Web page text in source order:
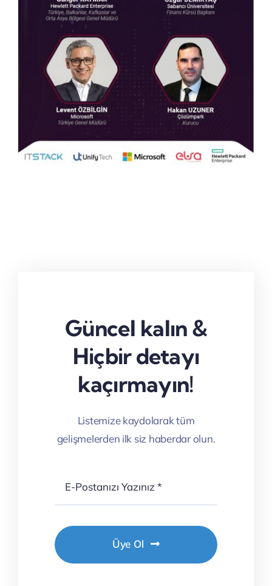
Güncel kalın &
Hiçbir detayı
kaçırmayın!
Listemize kaydolarak tüm
gelişmelerden ilk siz haberdar olun.
Üye Ol